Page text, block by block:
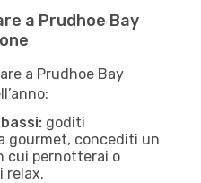
a Prudhoe Bay
a Prudhoe Bay
goditi
gourmet, concediti un
cui pernotterai o
relax.